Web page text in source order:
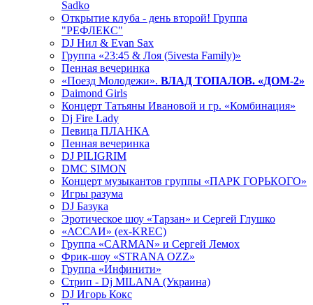
Sadko
Открытие клуба - день второй! Группа
"РЕФЛЕКС"
DJ Нил & Evan Sax
Группа «23:45 & Лоя (5ivesta Family)»
Пенная вечеринка
«Поезд Молодежи». ВЛАД ТОПАЛОВ. «ДОМ-2»
Daimond Girls
Концерт Татьяны Ивановой и гр. «Комбинация»
Dj Fire Lady
Певица ПЛАНКА
Пенная вечеринка
DJ PILIGRIM
DMC SIMON
Концерт музыкантов группы «ПАРК ГОРЬКОГО»
Игры разума
DJ Базука
Эротическое шоу «Тарзан» и Сергей Глушко
«АССАИ» (ex-KREC)
Группа «CARMAN» и Сергей Лемох
Фрик-шоу «STRANA OZZ»
Группа «Инфинити»
Стрип - Dj MILANA (Украина)
DJ Игорь Кокс